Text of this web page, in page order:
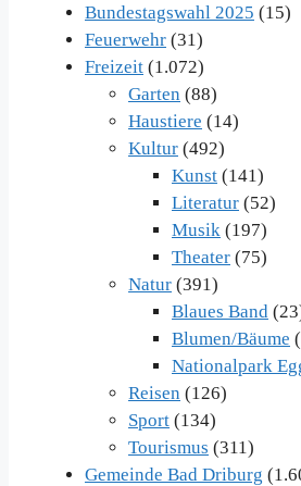
Bundestagswahl 2025 (15)
Feuerwehr (31)
Freizeit (1.072)
Garten (88)
Haustiere (14)
Kultur (492)
Kunst (141)
Literatur (52)
Musik (197)
Theater (75)
Natur (391)
Blaues Band
Blumen/Bäume
Nationalpark
Reisen (126)
Sport (134)
Tourismus (311)
Gemeinde Bad Driburg